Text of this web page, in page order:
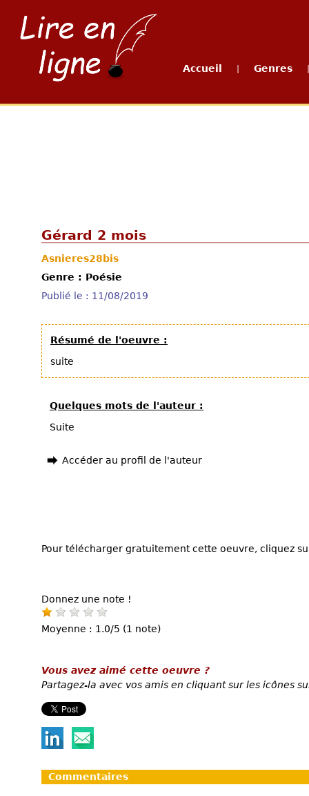
Accueil Genres
Gérard 2 mois
Asnieres28bis
Genre : Poésie
Publié le : 11/08/2019
Résumé de l'oeuvre :
suite
Quelques mots de l'auteur :
Suite
Accéder au profil de l'auteur
Pour télécharger gratuitement cette oeuvre, cliquez
Donnez une note !
Moyenne : 1.0/5 (1 note)
Vous avez aimé cette oeuvre ?
Partagez-la avec vos amis en cliquant sur les icônes
Commentaires